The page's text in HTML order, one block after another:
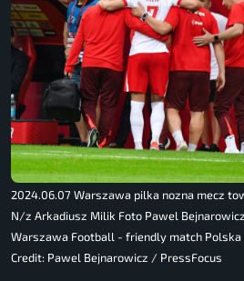
2024.06.07 Warszawa pilka nozna mecz
N/z Arkadiusz Milik Foto Pawel
Warszawa Football - friendly match
Credit: Pawel Bejnarowicz / PressFocus